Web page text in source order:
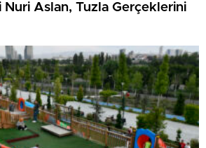
Nuri Aslan, Tuzla Gerçeklerini